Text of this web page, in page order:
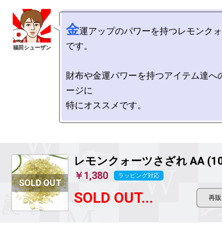
金運アップのパワーを持つレモンク
です。
財布や金運パワーを持つアイテム達へ
ージに
レモンクォーツさざれ AA
￥1,380 ラッピング対応
SOLD OUT...